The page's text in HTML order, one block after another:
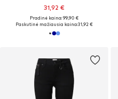
31,92 €
Pradinė kaina: 99,90 €
Paskutinė mažiausia kaina:31,92 €